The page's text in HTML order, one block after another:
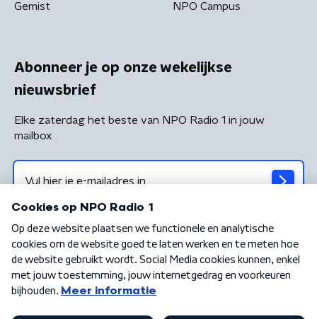
Gemist NPO Campus
Abonneer je op onze wekelijkse
nieuwsbrief
Elke zaterdag het beste van NPO Radio 1 in jouw
mailbox
Algemene voorwaarden